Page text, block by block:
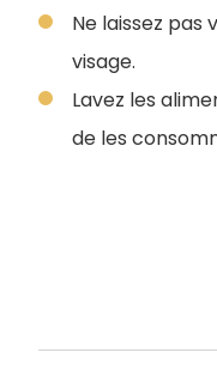
Ne laissez pas
visage.
Lavez les
de les